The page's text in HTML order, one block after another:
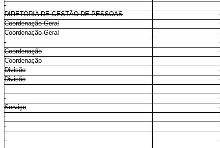
DIRETORIA DE GESTÃO DE PESSOAS
Coordenação-Geral
Coordenação-Geral
Coordenação
Coordenação
Divisão
Divisão
Serviço